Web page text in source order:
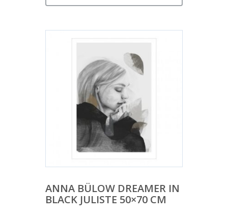
ANNA BÜLOW DREAMER IN
BLACK JULISTE 50×70 CM